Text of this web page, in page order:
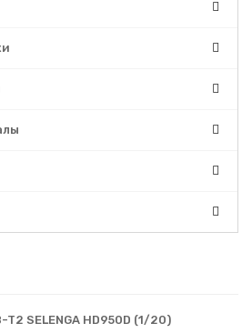
T2 SELENGA HD950D (1/20)